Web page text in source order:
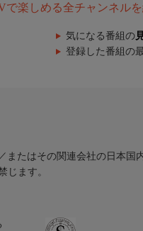
で楽しめる全チャンネル
気になる番組の
登録した番組の
たはその関連会社の日本国
じます。